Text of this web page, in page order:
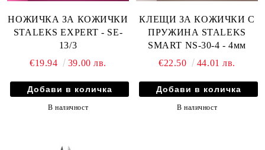
НОЖИЧКА ЗА КОЖИЧКИ
STALEKS EXPERT - SE-
13/3
€19.94
39.00 лв.
В наличност
КЛЕЩИ ЗА КОЖИЧКИ С
ПРУЖИНА STALEKS
SMART NS-30-4 - 4мм
€22.50
44.01 лв.
В наличност